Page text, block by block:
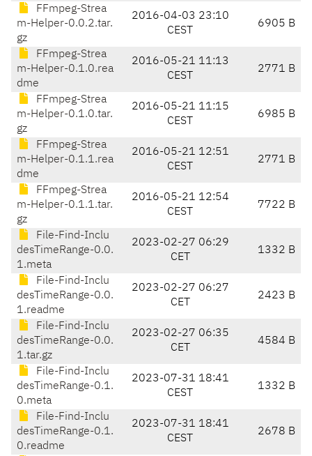
FFmpeg-Strea
m-Helper-0.0.2.tar.
gz
2016-04-03 23:10
CEST
6905 B
FFmpeg-Strea
m-Helper-0.1.0.rea
dme
2016-05-21 11:13
CEST
2771 B
FFmpeg-Strea
m-Helper-0.1.0.tar.
gz
2016-05-21 11:15
CEST
6985 B
FFmpeg-Strea
m-Helper-0.1.1.rea
dme
2016-05-21 12:51
CEST
2771 B
FFmpeg-Strea
m-Helper-0.1.1.tar.
gz
2016-05-21 12:54
CEST
7722 B
File-Find-Inclu
desTimeRange-0.0.
1.meta
2023-02-27 06:29
CET
1332 B
File-Find-Inclu
desTimeRange-0.0.
1.readme
2023-02-27 06:27
CET
2423 B
File-Find-Inclu
desTimeRange-0.0.
1.tar.gz
2023-02-27 06:35
CET
4584 B
File-Find-Inclu
desTimeRange-0.1.
0.meta
2023-07-31 18:41
CEST
1332 B
File-Find-Inclu
desTimeRange-0.1.
0.readme
2023-07-31 18:41
CEST
2678 B